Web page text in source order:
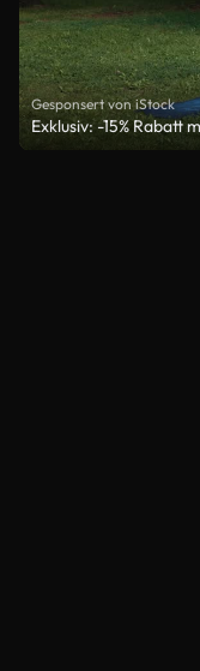
Gesponsert von iStock
Exklusiv: -15% Rabatt